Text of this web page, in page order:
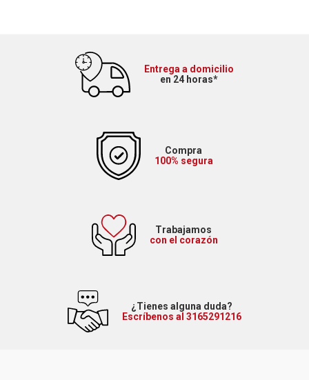
Entrega a domicilio
en 24 horas*
Compra
100% segura
Trabajamos
con el corazón
¿Tienes alguna duda?
Escríbenos al 3165291216